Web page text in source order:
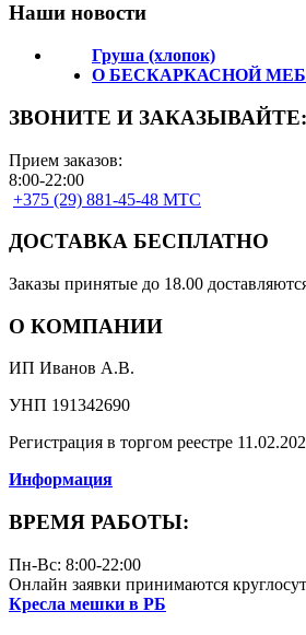
Наши новости
Груша (хлопок)
О БЕСКАРКАСНОЙ
ЗВОНИТЕ И ЗАКАЗЫВАЙТЕ:
Прием заказов:
8:00-22:00
+375 (29) 881-45-48 МТС
ДОСТАВКА БЕСПЛАТНО
Заказы принятые до 18.00
О КОМПАНИИ
ИП Иванов А.В.
УНП 191342690
Регистрация в торгом реестре
Информация
ВРЕМЯ РАБОТЫ:
Пн-Вс: 8:00-22:00
Онлайн заявки принимаются
Кресла мешки в РБ